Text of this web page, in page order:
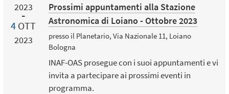
2023
4 OTT
2023
Prossimi appuntamenti alla Stazione
Astronomica di Loiano - Ottobre 2023
presso il Planetario, Via Nazionale 11, Loiano
Bologna
INAF-OAS prosegue con i suoi appuntamenti e vi
invita a partecipare ai prossimi eventi in
programma.